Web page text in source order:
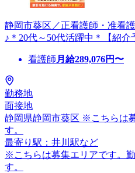
静岡市葵区／正看護師・准看
♪＊20代～50代活躍中＊【紹介
看護師 月給289,076円〜
勤務地
面接地
静岡県静岡市葵区 ※こちらは
す。
最寄り駅：井川駅など
※こちらは募集エリアです。
す。